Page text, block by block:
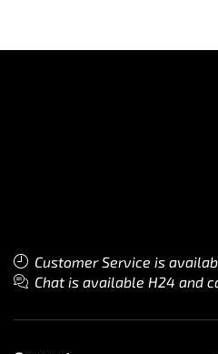
Customer Service is
Chat is available H24 and